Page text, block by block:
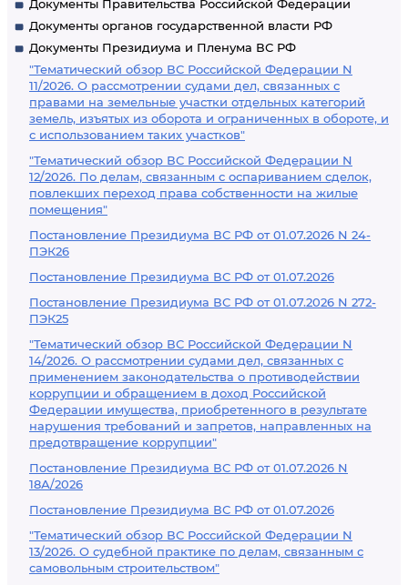
Документы Правительства Российской Федерации
Документы органов государственной власти РФ
Документы Президиума и Пленума ВС РФ
"Тематический обзор ВС Российской Федерации N
11/2026. О рассмотрении судами дел, связанных с
правами на земельные участки отдельных категорий
земель, изъятых из оборота и ограниченных в обороте, и
с использованием таких участков"
"Тематический обзор ВС Российской Федерации N
12/2026. По делам, связанным с оспариванием сделок,
повлекших переход права собственности на жилые
помещения"
Постановление Президиума ВС РФ от 01.07.2026 N 24-
ПЭК26
Постановление Президиума ВС РФ от 01.07.2026
Постановление Президиума ВС РФ от 01.07.2026 N 272-
ПЭК25
"Тематический обзор ВС Российской Федерации N
14/2026. О рассмотрении судами дел, связанных с
применением законодательства о противодействии
коррупции и обращением в доход Российской
Федерации имущества, приобретенного в результате
нарушения требований и запретов, направленных на
предотвращение коррупции"
Постановление Президиума ВС РФ от 01.07.2026 N
18А/2026
Постановление Президиума ВС РФ от 01.07.2026
"Тематический обзор ВС Российской Федерации N
13/2026. О судебной практике по делам, связанным с
самовольным строительством"